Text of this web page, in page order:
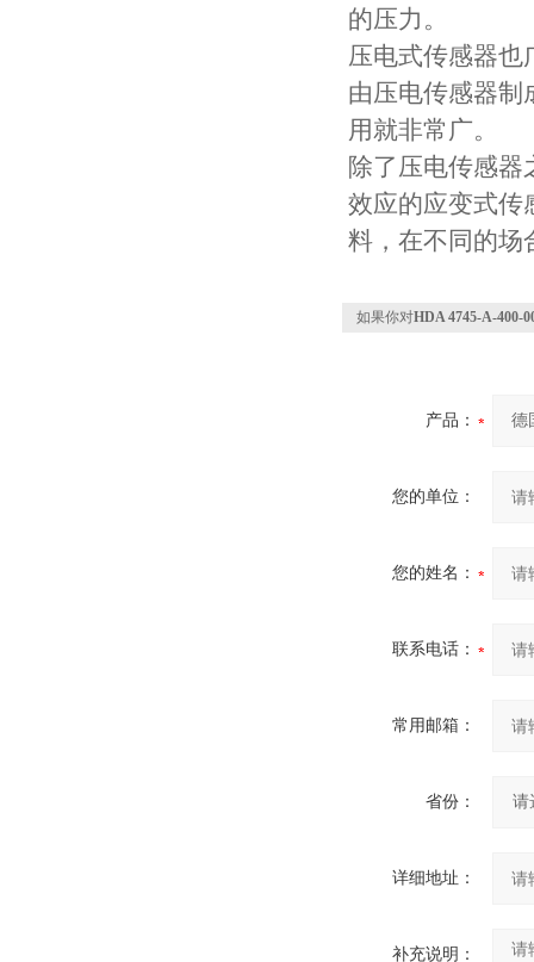
的压力。
压电式传感器也
由压电传感器制
用就非常广。
除了压电传感
效应的应变式传
料，在不同的场
如果你对HDA 4745-A-400-
产品：
您的单位：
您的姓名：
联系电话：
常用邮箱：
省份：
详细地址：
补充说明：